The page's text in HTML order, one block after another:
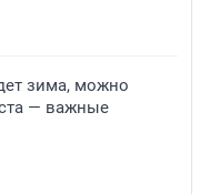
зима, можно
— важные